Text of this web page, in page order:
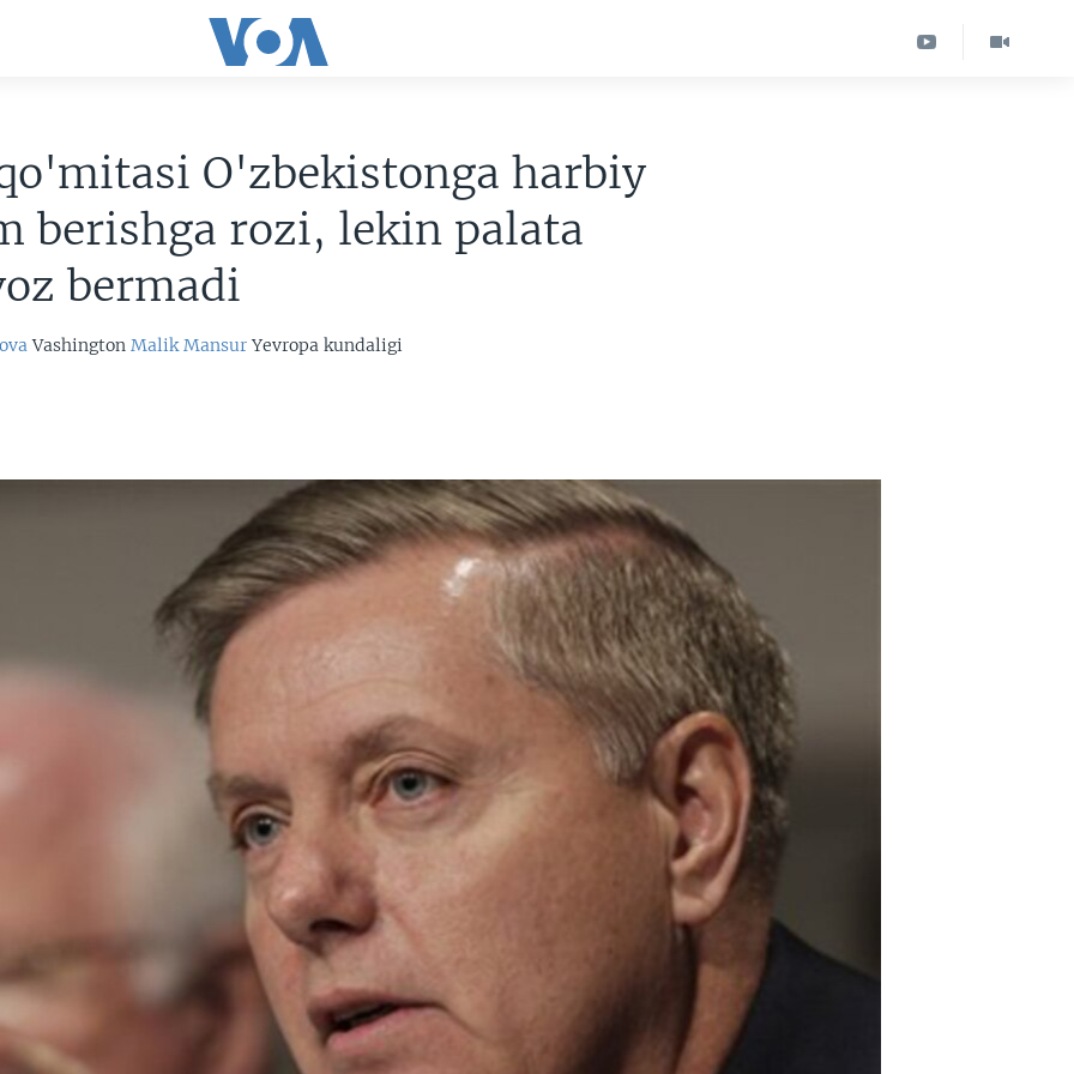
O'zbekistonga harbiy
berishga rozi, lekin palata
bermadi
Vashington Malik Mansur Yevropa kundaligi